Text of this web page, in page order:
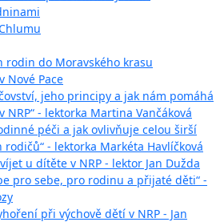
rodin do Moravského krasu
Nové Pace
jeho principy a jak nám pomáhá
NRP“ - lektorka Martina Vančáková
péči a jak ovlivňuje celou širší
- lektorka Markéta Havlíčková
u dítěte v NRP - lektor Jan Dužda
pro sebe, pro rodinu a přijaté děti“ -
při výchově dětí v NRP - Jan